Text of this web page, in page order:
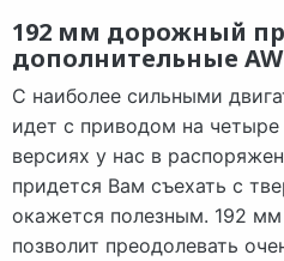
192 мм дорожный
дополнительные
С наиболее сильными
идет с приводом на
версиях у нас в
придется Вам съехать с
окажется полезным. 192
позволит преодолевать